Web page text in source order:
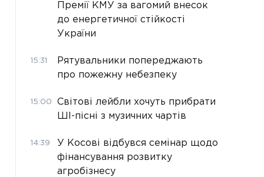
Премії КМУ за вагомий внесок
до енергетичної стійкості
України
15:31
Рятувальники попереджають
про пожежну небезпеку
15:00
Світові лейбли хочуть прибрати
ШІ-пісні з музичних чартів
14:39
У Косові відбувся семінар щодо
фінансування розвитку
агробізнесу